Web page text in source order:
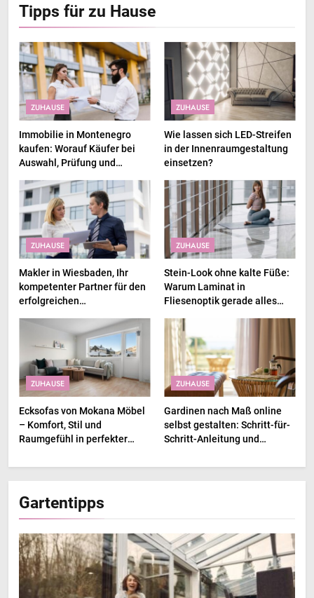
Tipps für zu Hause
ZUHAUSE
Immobilie in Montenegro
kaufen: Worauf Käufer bei
Auswahl, Prüfung und
ZUHAUSE
Wie lassen sich LED-Streifen
in der Innenraumgestaltung
einsetzen?
ZUHAUSE
Makler in Wiesbaden, Ihr
kompetenter Partner für den
erfolgreichen
Immobilienkauf
ZUHAUSE
Stein-Look ohne kalte Füße:
Warum Laminat in
Fliesenoptik gerade alles
ZUHAUSE
Ecksofas von Mokana Möbel
– Komfort, Stil und
Raumgefühl in perfekter
ZUHAUSE
Gardinen nach Maß online
selbst gestalten: Schritt-für-
Schritt-Anleitung und
Gartentipps